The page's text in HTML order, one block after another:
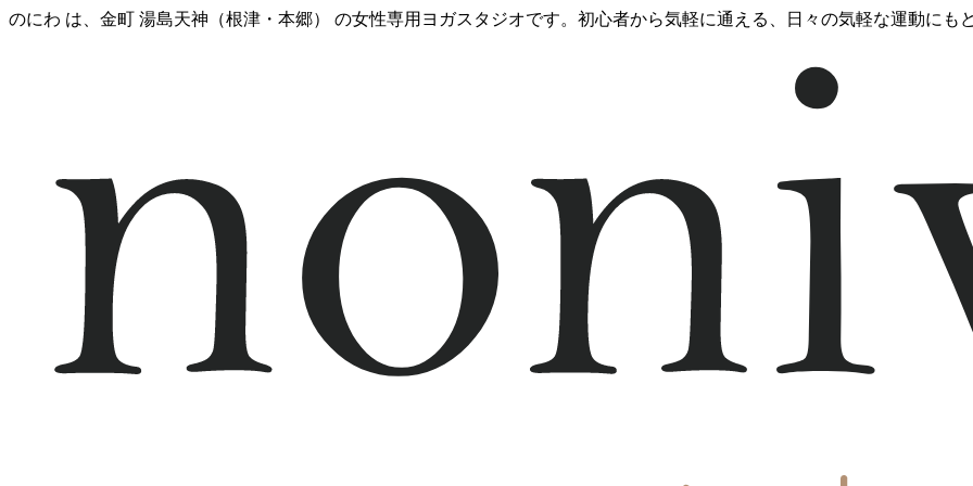
のにわ は、金町 湯島天神（根津・本郷） の女性専用ヨガスタジオです。初心者から気軽に通える、日々の気軽な運動にも